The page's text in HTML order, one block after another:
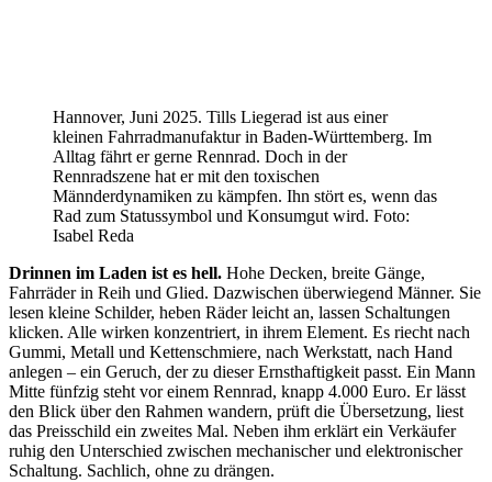
Hannover, Juni 2025. Tills Liegerad ist aus einer
kleinen Fahrradmanufaktur in Baden-Württemberg. Im
Alltag fährt er gerne Rennrad. Doch in der
Rennradszene hat er mit den toxischen
Männderdynamiken zu kämpfen. Ihn stört es, wenn das
Rad zum Statussymbol und Konsumgut wird. Foto:
Isabel Reda
Drinnen im Laden ist es hell. Hohe Decken, breite Gänge,
Fahrräder in Reih und Glied. Dazwischen überwiegend Männer. Sie
lesen kleine Schilder, heben Räder leicht an, lassen Schaltungen
klicken. Alle wirken konzentriert, in ihrem Element. Es riecht nach
Gummi, Metall und Kettenschmiere, nach Werkstatt, nach Hand
anlegen – ein Geruch, der zu dieser Ernsthaftigkeit passt. Ein Mann
Mitte fünfzig steht vor einem Rennrad, knapp 4.000 Euro. Er lässt
den Blick über den Rahmen wandern, prüft die Übersetzung, liest
das Preisschild ein zweites Mal. Neben ihm erklärt ein Verkäufer
ruhig den Unterschied zwischen mechanischer und elektronischer
Schaltung. Sachlich, ohne zu drängen.